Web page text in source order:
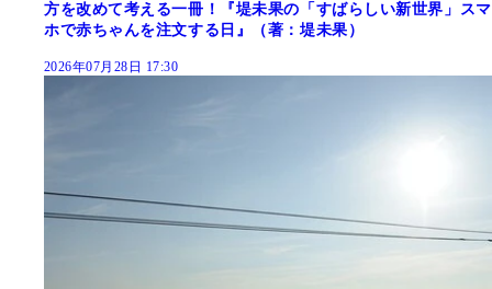
方を改めて考える一冊！『堤未果の「すばらしい新世界」スマ
ホで赤ちゃんを注文する日』（著：堤未果）
2026年07月28日 17:30